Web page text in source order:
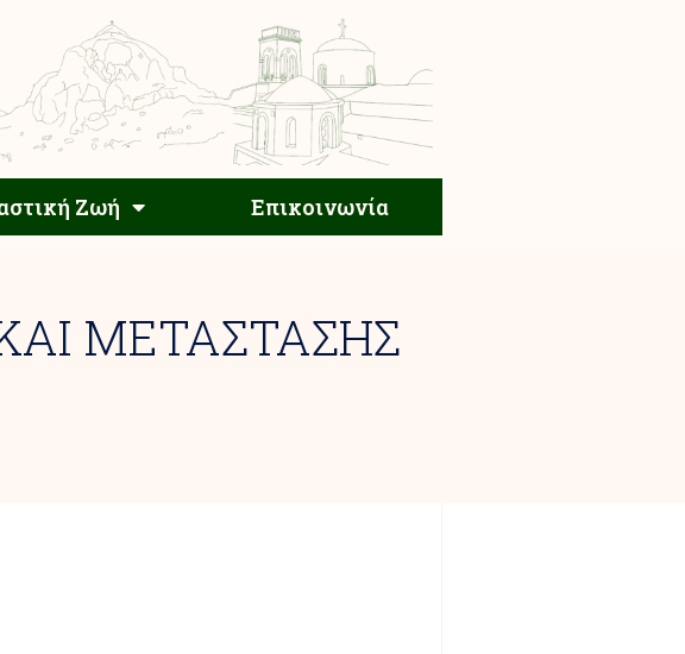
Ζωή Επικοινωνία
Εκκλησιαστική Ζωή Επικοινωνία
ΜΕΤΑΣΤΑΣΗΣ